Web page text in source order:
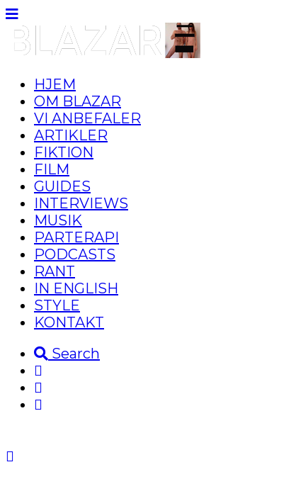
HJEM
OM BLAZAR
VI ANBEFALER
ARTIKLER
FIKTION
FILM
GUIDES
INTERVIEWS
MUSIK
PARTERAPI
PODCASTS
RANT
IN ENGLISH
STYLE
KONTAKT
Search